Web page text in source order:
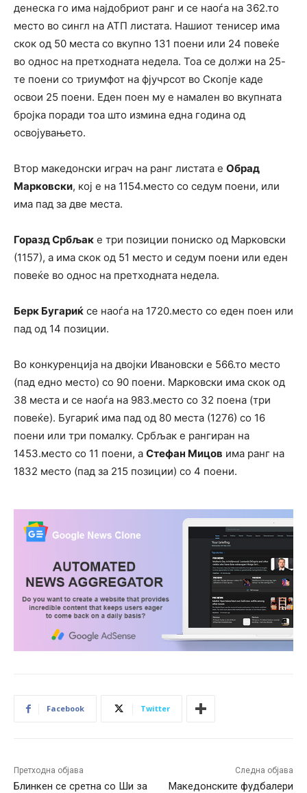
денеска го има најдобриот ранг и се наоѓа на 362.то
место во сингл на АТП листата. Нашиот тенисер има
скок од 50 места со вкупно 131 поени или 24 повеќе
во однос на претходната недела. Тоа се должи на 25-
те поени со триумфот на фјучрсот во Скопје каде
освои 25 поени. Еден поен му е намален во вкупната
бројка поради тоа што измина една година од
освојувањето.
Втор македонски играч на ранг листата е Обрад
Марковски, кој е на 1154.место со седум поени, или
има пад за две места.
Горазд Србљак е три позиции пониско од Марковски
(1157), а има скок од 51 место и седум поени или еден
повеќе во однос на претходната недела.
Берк Бугариќ се наоѓа на 1720.место со еден поен или
пад од 14 позиции.
Во конкуренција на двојки Ивановски е 566.то место
(пад едно место) со 90 поени. Марковски има скок од
38 места и се наоѓа на 983.место со 32 поена (три
повеќе). Бугариќ има пад од 80 места (1276) со 16
поени или три помалку. Србљак е рангиран на
1453.место со 11 поени, а Стефан Мицов има ранг на
1832 место (пад за 215 позиции) со 4 поени.
Facebook Twitter
Претходна објава
Блинкен се сретна со Ши за
Следна објава
Македонските фудбалери